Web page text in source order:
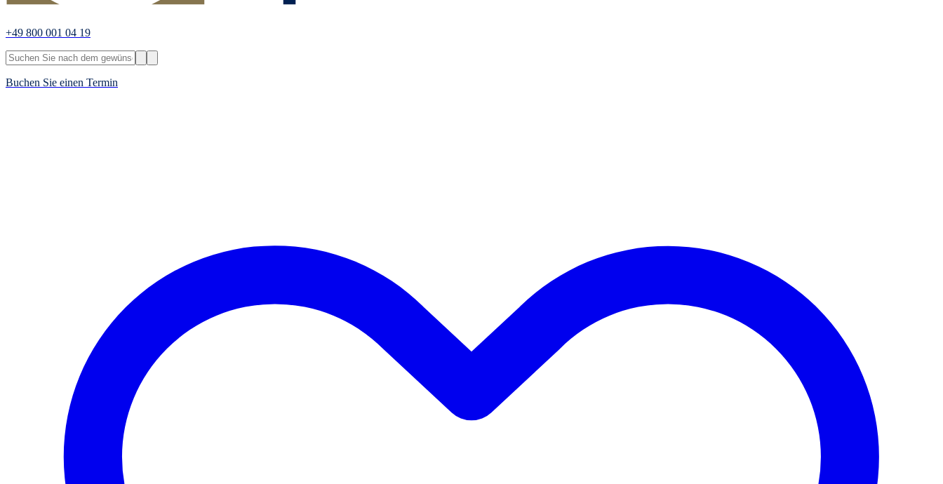
+49 800 001 04 19
Buchen Sie einen Termin